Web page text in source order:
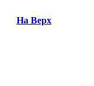
На Верх